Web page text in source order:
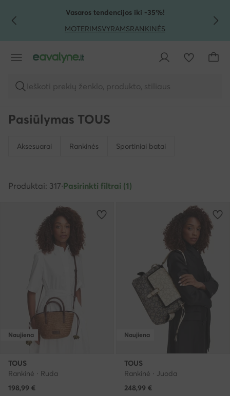
PEREITI PRIE PAGRINDINIO TURINIO
PEREITI Į PAIEŠKĄVasaros tendencijos iki -35%!
MOTERIMSVYRAMSRANKINĖS
Ieškoti prekių ženklo, produkto, stiliaus
Pasiūlymas TOUS
Aksesuarai Rankinės Sportiniai batai
Produktai: 317·Pasirinkti filtrai (1)
Naujiena
TOUS
Rankinė · Ruda
198,99 €
Naujiena
TOUS
Rankinė · Juoda
248,99 €